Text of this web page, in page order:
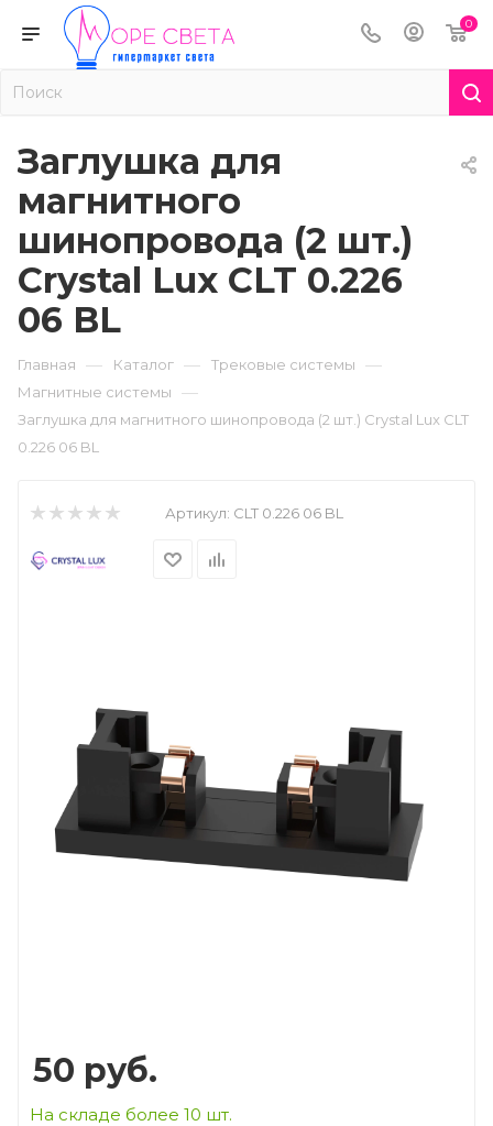
0
Заглушка для
магнитного
шинопровода (2 шт.)
Crystal Lux CLT 0.226
06 BL
Главная — Каталог — Трековые системы —
Магнитные системы —
Заглушка для магнитного шинопровода (2 шт.) Crystal Lux CLT
0.226 06 BL
Артикул: CLT 0.226 06 BL
50 руб.
На складе более 10 шт.